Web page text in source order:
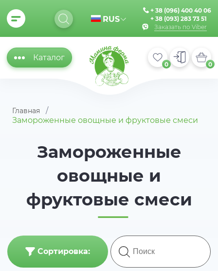
RUS
+ 38 (096) 400 40 06
+ 38 (093) 283 73 51
Заказать по Viber
Каталог
0 0
Главная
Замороженные овощные и фруктовые смеси
Замороженные
овощные и
фруктовые смеси
Сортировка: